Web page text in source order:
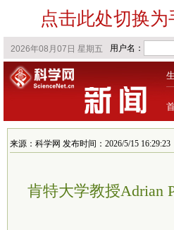
点击此处切换
来源：科学网 发布时间：2026/5/15 16:29:23
肯特大学教授Adrian